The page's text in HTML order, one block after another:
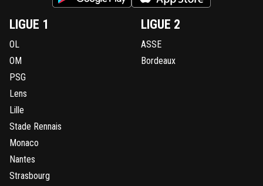
LIGUE 1
OL
OM
PSG
Lens
Lille
Stade Rennais
Monaco
Nantes
Strasbourg
LIGUE 2
ASSE
Bordeaux